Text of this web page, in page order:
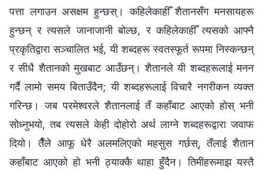
पत्ता लगाउन असक्षम हुन्छस्। कहिलेकाहीँ शैतानसँग मनसायहरू
हुन्छन् र त्यसले जानाजानी बोल्छ, र कहिलेकाहीँ त्यसको आफ्नै
प्रकृतिद्वारा सञ्‍चालित भई, यी शब्दहरू स्वतस्फूर्त रूपमा निस्कन्छन्
र सीधै शैतानको मुखबाट आउँछन्। शैतानले यी शब्दहरूलाई मनन
गर्दै लामो समय बिताउँदैन; यी शब्दहरूलाई विचारै नगरीकन व्यक्त
गरिन्छ। जब परमेश्‍वरले शैतानलाई तँ कहाँबाट आएको होस् भनी
सोध्‍नुभयो, तब त्यसले केही दोहोरो अर्थ लाग्‍ने शब्दहरूद्वारा जवाफ
दियो। तैँले आफू धेरै अलमलिएको महसुस गर्छस्, तँलाई शैतान
कहाँबाट आएको हो भनी ठ्याक्‍कै थाहा हुँदैन। तिमीहरूमाझ यस्तै